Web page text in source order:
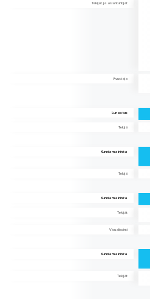
Tekijät ja asiantuntijat
Avustaja
Lunastus
Tekijä
Kunniamaininta
Tekijä
Kunniamaininta
Tekijät
Visualisointi
Kunniamaininta
Tekijät